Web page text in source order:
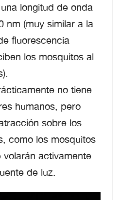
longitud de onda
nm (muy similar a la
fluorescencia
los mosquitos al
no tiene
humanos, pero
sobre los
como los mosquitos
activamente
de luz.